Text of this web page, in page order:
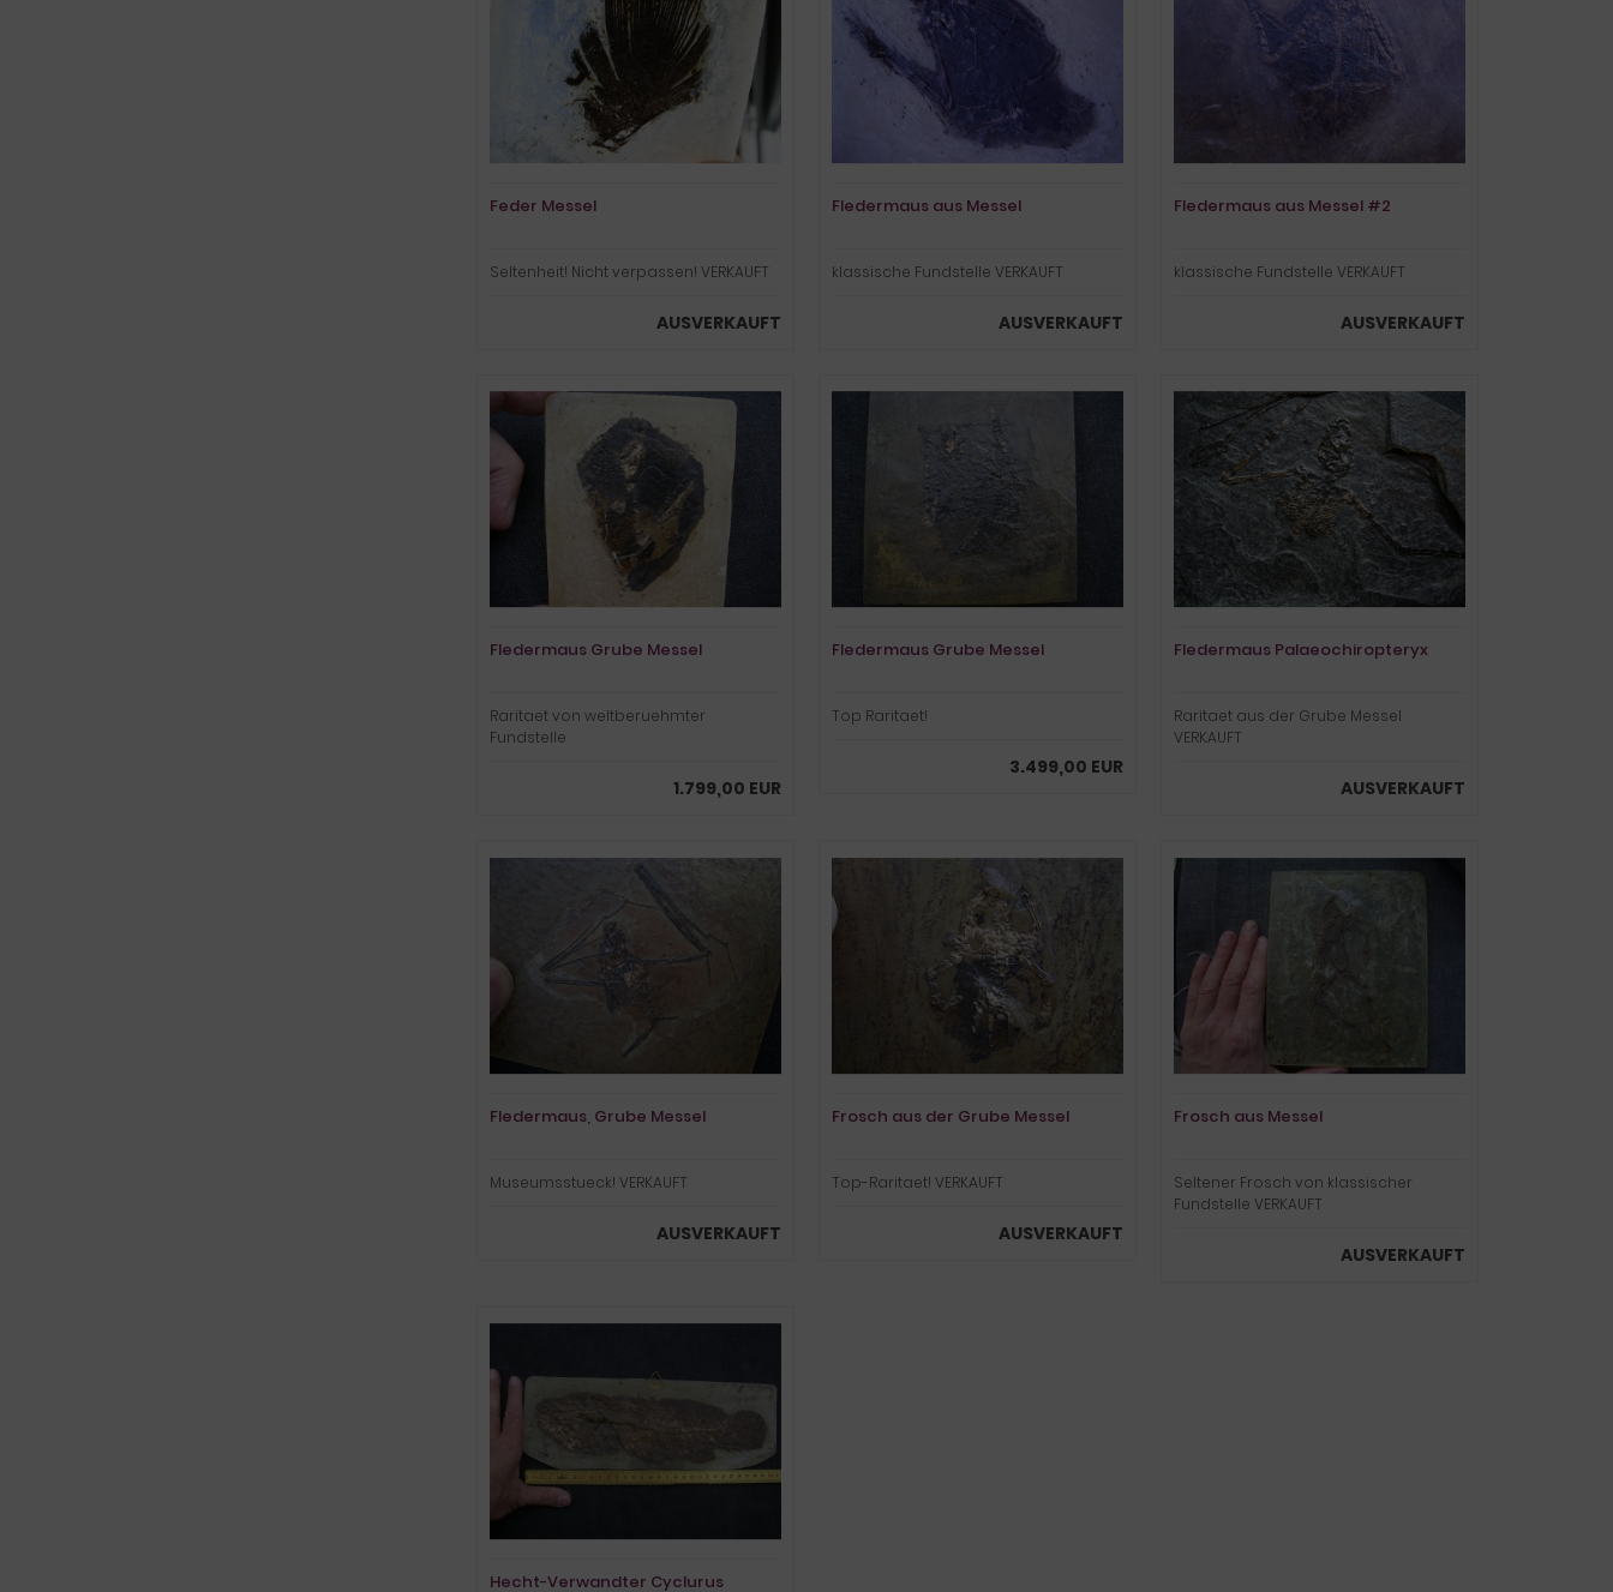
Feder Messel
Seltenheit! Nicht verpassen! VERKAUFT
AUSVERKAUFT
Fledermaus aus Messel
klassische Fundstelle VERKAUFT
AUSVERKAUFT
Fledermaus aus Messel #2
klassische Fundstelle VERKAUFT
AUSVERKAUFT
Fledermaus Grube Messel
Raritaet von weltberuehmter
Fundstelle
1.799,00 EUR
Fledermaus Grube Messel
Top Raritaet!
3.499,00 EUR
Fledermaus Palaeochiropteryx
Raritaet aus der Grube Messel
VERKAUFT
AUSVERKAUFT
Fledermaus, Grube Messel
Museumsstueck! VERKAUFT
AUSVERKAUFT
Frosch aus der Grube Messel
Top-Raritaet! VERKAUFT
AUSVERKAUFT
Frosch aus Messel
Seltener Frosch von klassischer
Fundstelle VERKAUFT
AUSVERKAUFT
Hecht-Verwandter Cyclurus